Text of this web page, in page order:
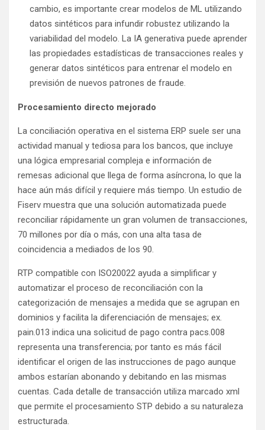
cambio, es importante crear modelos de ML utilizando
datos sintéticos para infundir robustez utilizando la
variabilidad del modelo. La IA generativa puede aprender
las propiedades estadísticas de transacciones reales y
generar datos sintéticos para entrenar el modelo en
previsión de nuevos patrones de fraude.
Procesamiento directo mejorado
La conciliación operativa en el sistema ERP suele ser una
actividad manual y tediosa para los bancos, que incluye
una lógica empresarial compleja e información de
remesas adicional que llega de forma asíncrona, lo que la
hace aún más difícil y requiere más tiempo. Un estudio de
Fiserv muestra que una solución automatizada puede
reconciliar rápidamente un gran volumen de transacciones,
70 millones por día o más, con una alta tasa de
coincidencia a mediados de los 90.
RTP compatible con ISO20022 ayuda a simplificar y
automatizar el proceso de reconciliación con la
categorización de mensajes a medida que se agrupan en
dominios y facilita la diferenciación de mensajes; ex.
pain.013 indica una solicitud de pago contra pacs.008
representa una transferencia; por tanto es más fácil
identificar el origen de las instrucciones de pago aunque
ambos estarían abonando y debitando en las mismas
cuentas. Cada detalle de transacción utiliza marcado xml
que permite el procesamiento STP debido a su naturaleza
estructurada.